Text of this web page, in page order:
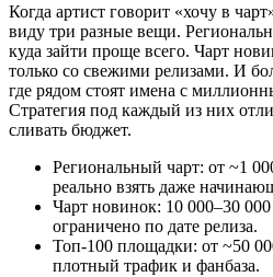
Когда артист говорит «хочу в
виду три разные вещи.
куда зайти проще всего. Чарт
только со свежими релизами. И
где рядом стоят имена с
Стратегия под каждый из них
сливать бюджет.
Региональный чарт: от ~1
реально взять даже
Чарт новинок: 10 000–30
ограничено по дате релиза.
Топ-100 площадки: от ~50
плотный трафик и фанбаза.